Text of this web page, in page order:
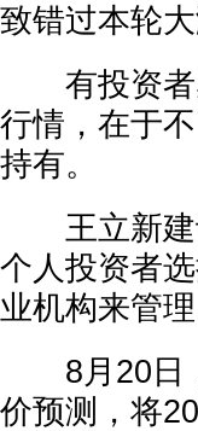
致错过本轮
有投资者
行情，在于
持有。
王立新建
个人投资者
业机构来管理
8月20日，
价预测，将